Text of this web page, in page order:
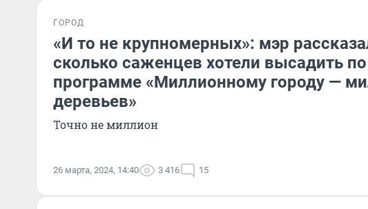
ГОРОД
«И то не крупномерных»: мэр
сколько саженцев хотели высадить по
программе «Миллионному городу —
деревьев»
Точно не миллион
26 марта, 2024, 14:40 3 416 15